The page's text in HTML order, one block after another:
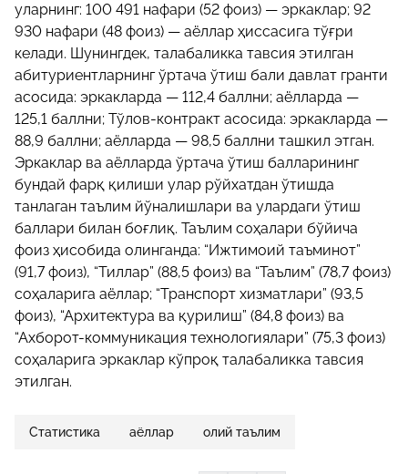
уларнинг: 100 491 нафари (52 фоиз) — эркаклар; 92
930 нафари (48 фоиз) — аёллар ҳиссасига тўғри
келади. Шунингдек, талабаликка тавсия этилган
абитуриентларнинг ўртача ўтиш бали давлат гранти
асосида: эркакларда — 112,4 баллни; аёлларда —
125,1 баллни; Тўлов-контракт асосида: эркакларда —
88,9 баллни; аёлларда — 98,5 баллни ташкил этган.
Эркаклар ва аёлларда ўртача ўтиш балларининг
бундай фарқ қилиши улар рўйхатдан ўтишда
танлаган таълим йўналишлари ва улардаги ўтиш
баллари билан боғлиқ. Таълим соҳалари бўйича
фоиз ҳисобида олинганда: “Ижтимоий таъминот”
(91,7 фоиз), “Тиллар” (88,5 фоиз) ва “Таълим” (78,7 фоиз)
соҳаларига аёллар; “Транспорт хизматлари” (93,5
фоиз), “Архитектура ва қурилиш” (84,8 фоиз) ва
“Ахборот-коммуникация технологиялари” (75,3 фоиз)
соҳаларига эркаклар кўпроқ талабаликка тавсия
этилган.
Статистика аёллар олий таълим